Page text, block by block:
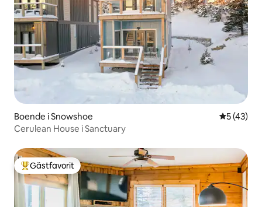
Boende i Snowshoe 5 av 5 i
5 (43)
Cerulean House i Sanctuary
Populär gästfavorit
Gästfavorit